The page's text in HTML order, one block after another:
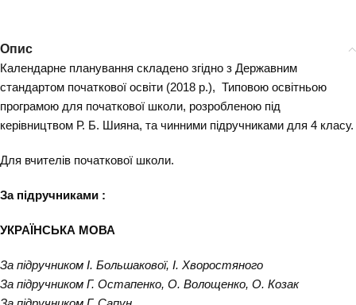
Опис
Календарне планування складено згідно з Державним
стандартом початкової освіти (2018 р.), Типовою освітньою
програмою для початкової школи, розробленою під
керівництвом Р. Б. Шияна, та чинними підручниками для 4 класу.
Для вчителів початкової школи.
За підручниками :
УКРАЇНСЬКА МОВА
За підручником І. Большакової, І. Хворостяного
За підручником Г. Остапенко, О. Волощенко, О. Козак